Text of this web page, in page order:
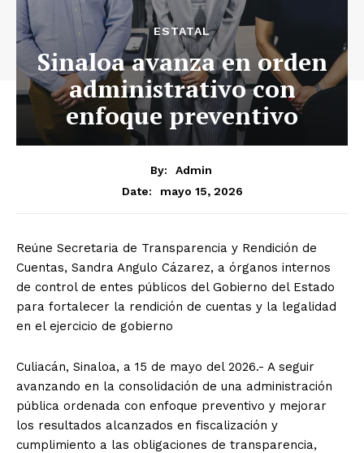
ESTATAL
Sinaloa avanza en orden
administrativo con
enfoque preventivo
By:
Admin
Date:
mayo 15, 2026
Reúne Secretaria de Transparencia y Rendición de
Cuentas, Sandra Angulo Cázarez, a órganos internos
de control de entes públicos del Gobierno del Estado
para fortalecer la rendición de cuentas y la legalidad
en el ejercicio de gobierno
Culiacán, Sinaloa, a 15 de mayo del 2026.- A seguir
avanzando en la consolidación de una administración
pública ordenada con enfoque preventivo y mejorar
los resultados alcanzados en fiscalización y
cumplimiento a las obligaciones de transparencia,